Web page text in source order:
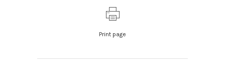
Print page